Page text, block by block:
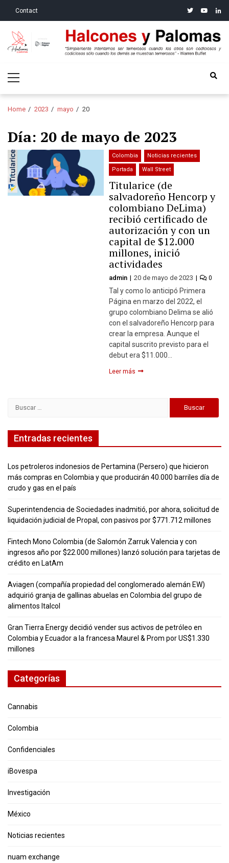
Contact twitteryoutube
Halcones y Palomas
Menu
Home 2023 mayo 20
Día: 20 de mayo de 2023
Colombia Noticias recientes
Portada Wall Street
Titularice (de
salvadoreño Hencorp y
colombiano DeLima)
recibió certificado de
autorización y con un
capital de $12.000
millones, inició
actividades
admin 20 de mayo de 2023 0
Tal y como lo anticipó Primera
Página en marzo del 2022, el
grupo colombiano Delima se alió
con el salvadoreño Hencorp para
crear la empresa. Aunque el
capital suscrito previsto para el
debut era $11.000…
Leer más
Entradas recientes
Los petroleros indonesios de Pertamina (Persero) que hicieron
más compras en Colombia y que producirán 40.000 barriles día de
crudo y gas en el país
Superintendencia de Sociedades inadmitió, por ahora, solicitud de
liquidación judicial de Propal, con pasivos por $771.712 millones
Fintech Mono Colombia (de Salomón Zarruk Valencia y con
ingresos año por $22.000 millones) lanzó solución para tarjetas de
crédito en LatAm
Aviagen (compañía propiedad del conglomerado alemán EW)
adquirió granja de gallinas abuelas en Colombia del grupo de
alimentos Italcol
Gran Tierra Energy decidió vender sus activos de petróleo en
Colombia y Ecuador a la francesa Maurel & Prom por US$1.330
millones
Categorías
Cannabis
Colombia
Confidenciales
iBovespa
Investigación
México
Noticias recientes
nuam exchange